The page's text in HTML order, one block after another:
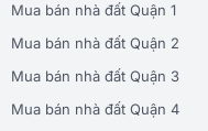
Mua bán nhà đất Quận 1
Mua bán nhà đất Quận 2
Mua bán nhà đất Quận 3
Mua bán nhà đất Quận 4